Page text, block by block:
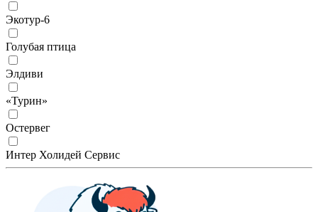
Экотур-6
Голубая птица
Элдиви
«Турин»
Остервег
Интер Холидей Сервис